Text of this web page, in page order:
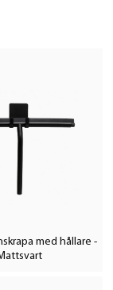
med hållare -